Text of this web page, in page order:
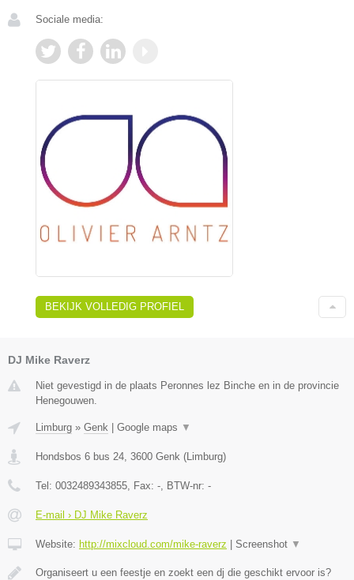
Sociale media:
BEKIJK VOLLEDIG PROFIEL
DJ Mike Raverz
Niet gevestigd in de plaats Peronnes lez Binche en in de provincie
Henegouwen.
Limburg » Genk Google maps ▼
Hondsbos 6 bus 24 3600 Genk ( Limburg)
Tel: 0032489343855 , Fax: - , BTW-nr: -
E-mail › DJ Mike Raverz
Website: http://mixcloud.com/mike-raverz Screenshot ▼
Organiseert u een feestje en zoekt een dj die geschikt ervoor is?